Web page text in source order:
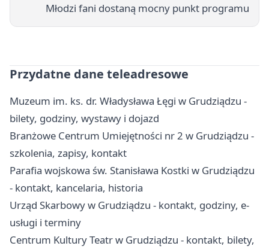
Młodzi fani dostaną mocny punkt programu
Przydatne dane teleadresowe
Muzeum im. ks. dr. Władysława Łęgi w Grudziądzu -
bilety, godziny, wystawy i dojazd
Branżowe Centrum Umiejętności nr 2 w Grudziądzu -
szkolenia, zapisy, kontakt
Parafia wojskowa św. Stanisława Kostki w Grudziądzu
- kontakt, kancelaria, historia
Urząd Skarbowy w Grudziądzu - kontakt, godziny, e-
usługi i terminy
Centrum Kultury Teatr w Grudziądzu - kontakt, bilety,